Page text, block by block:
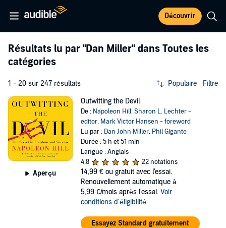
Découvrir
Résultats lu par "Dan Miller" dans Toutes les
catégories
1 - 20 sur 247 résultats Populaire Filtre
Aperçu
Outwitting the Devil
De : Napoleon Hill,Sharon L. Lechter -
editor, Mark Victor Hansen - foreword
Lu par : Dan John Miller, Phil Gigante
Durée : 5 h et 51 min
Langue : Anglais
4,8
22 notations
14,99 € ou gratuit avec l'essai.
Renouvellement automatique à
5,99 €/mois après l'essai. Voir
conditions d'éligibilité
Essayez Standard gratuitement